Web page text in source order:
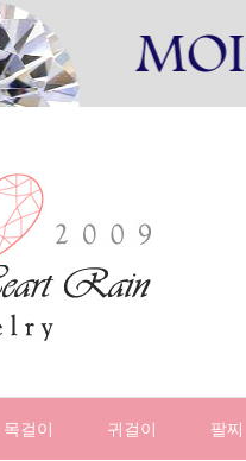
목걸이 귀걸이 팔찌